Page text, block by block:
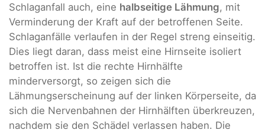
Schlaganfall auch, eine halbseitige Lähmung, mit
Verminderung der Kraft auf der betroffenen Seite.
Schlaganfälle verlaufen in der Regel streng einseitig.
Dies liegt daran, dass meist eine Hirnseite isoliert
betroffen ist. Ist die rechte Hirnhälfte
minderversorgt, so zeigen sich die
Lähmungserscheinung auf der linken Körperseite, da
sich die Nervenbahnen der Hirnhälften überkreuzen,
nachdem sie den Schädel verlassen haben. Die